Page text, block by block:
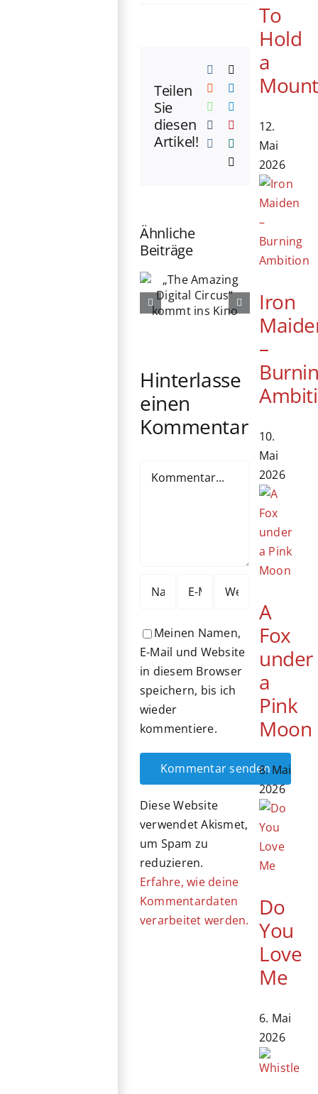
Teilen
Sie
diesen
Artikel!
Facebook
Reddit LinkedIn
WhatsApp
TumblrPinterest
Ähnliche
Beiträge
76. Berlinale
eröffnet:
Michelle
Yeoh erhält
Ehrenbären
Hinterlasse
einen
Kommentar
Meinen Namen,
E-Mail und Website
in diesem Browser
speichern, bis ich
wieder
kommentiere.
Diese Website
verwendet Akismet,
um Spam zu
reduzieren.
Erfahre, wie deine
Kommentardaten
verarbeitet werden.
To
Hold
a
12.
Mai
2026
Iron
–
10.
Mai
2026
A
Fox
under
a
Pink
Moon
8. Mai
2026
Do
You
Love
Me
6. Mai
2026